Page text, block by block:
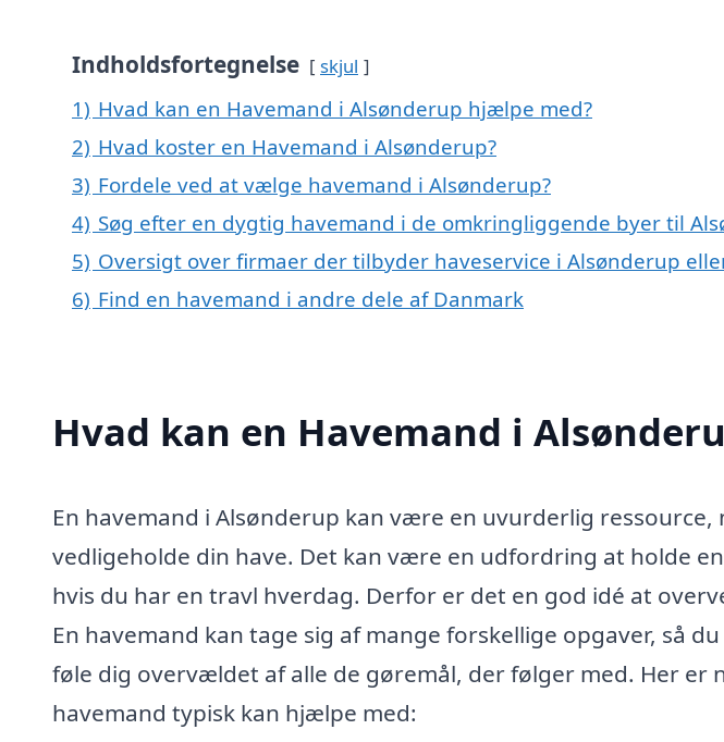
Indholdsfortegnelse skjul
1) Hvad kan en Havemand i Alsønderup hjælpe med?
2) Hvad koster en Havemand i Alsønderup?
3) Fordele ved at vælge havemand i Alsønderup?
4) Søg efter en dygtig havemand i de omkringliggende byer til
5) Oversigt over firmaer der tilbyder haveservice i Alsønderup
6) Find en havemand i andre dele af Danmark
Hvad kan en Havemand i
En havemand i Alsønderup kan være en uvurderlig
vedligeholde din have. Det kan være en udfordring at holde
hvis du har en travl hverdag. Derfor er det en god idé at
En havemand kan tage sig af mange forskellige opgaver, så
føle dig overvældet af alle de gøremål, der følger med. Her er
havemand typisk kan hjælpe med: